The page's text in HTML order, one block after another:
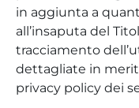
in aggiunta a
all’insaputa del
tracciamento
dettagliate in
privacy policy dei